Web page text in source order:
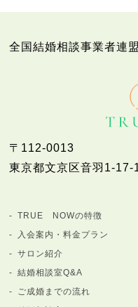
全国結婚相談事業者連
〒112-0013
東京都文京区音羽1-17-
TRUE NOWの特徴
入会案内・料金プラン
サロン紹介
結婚相談室Q&A
ご成婚までの流れ